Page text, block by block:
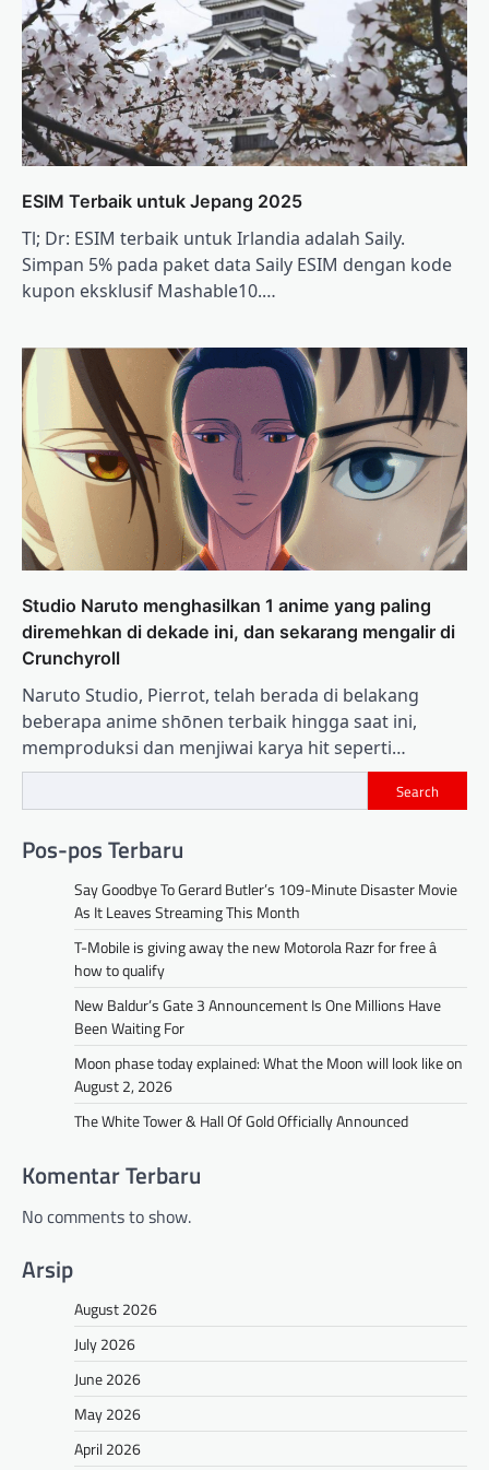
ESIM Terbaik untuk Jepang 2025
Tl; Dr: ESIM terbaik untuk Irlandia adalah Saily.
Simpan 5% pada paket data Saily ESIM dengan kode
kupon eksklusif Mashable10.…
Studio Naruto menghasilkan 1 anime yang paling
diremehkan di dekade ini, dan sekarang mengalir di
Crunchyroll
Naruto Studio, Pierrot, telah berada di belakang
beberapa anime shōnen terbaik hingga saat ini,
memproduksi dan menjiwai karya hit seperti…
Search
Pos-pos Terbaru
Say Goodbye To Gerard Butler’s 109-Minute Disaster Movie
As It Leaves Streaming This Month
T-Mobile is giving away the new Motorola Razr for free â
how to qualify
New Baldur’s Gate 3 Announcement Is One Millions Have
Been Waiting For
Moon phase today explained: What the Moon will look like on
August 2, 2026
The White Tower & Hall Of Gold Officially Announced
Komentar Terbaru
No comments to show.
Arsip
August 2026
July 2026
June 2026
May 2026
April 2026